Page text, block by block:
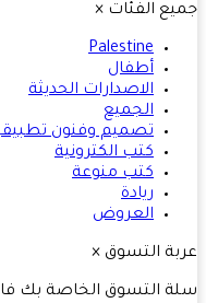
الفئات ×
Palestine
أطفال
الاصدارات الحديثة
الجميع
تصميم وفنون تطبيقية
كتب الكترونية
كتب منوعة
ريادة
العروض
التسوق ×
التسوق الخاصة بك فارغة!